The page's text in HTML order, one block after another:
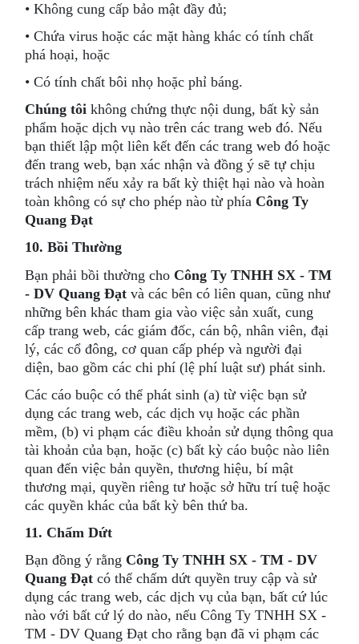
• Không cung cấp bảo mật đầy đủ;
• Chứa virus hoặc các mặt hàng khác có tính chất
phá hoại, hoặc
• Có tính chất bôi nhọ hoặc phỉ báng.
Chúng tôi không chứng thực nội dung, bất kỳ sản
phẩm hoặc dịch vụ nào trên các trang web đó. Nếu
bạn thiết lập một liên kết đến các trang web đó hoặc
đến trang web, bạn xác nhận và đồng ý sẽ tự chịu
trách nhiệm nếu xảy ra bất kỳ thiệt hại nào và hoàn
toàn không có sự cho phép nào từ phía Công Ty
Quang Đạt
10. Bồi Thường
Bạn phải bồi thường cho Công Ty TNHH SX - TM
- DV Quang Đạt và các bên có liên quan, cũng như
những bên khác tham gia vào việc sản xuất, cung
cấp trang web, các giám đốc, cán bộ, nhân viên, đại
lý, các cổ đông, cơ quan cấp phép và người đại
diện, bao gồm các chi phí (lệ phí luật sư) phát sinh.
Các cáo buộc có thể phát sinh (a) từ việc bạn sử
dụng các trang web, các dịch vụ hoặc các phần
mềm, (b) vi phạm các điều khoản sử dụng thông qua
tài khoản của bạn, hoặc (c) bất kỳ cáo buộc nào liên
quan đến việc bản quyền, thương hiệu, bí mật
thương mại, quyền riêng tư hoặc sở hữu trí tuệ hoặc
các quyền khác của bất kỳ bên thứ ba.
11. Chấm Dứt
Bạn đồng ý rằng Công Ty TNHH SX - TM - DV
Quang Đạt có thể chấm dứt quyền truy cập và sử
dụng các trang web, các dịch vụ của bạn, bất cứ lúc
nào với bất cứ lý do nào, nếu Công Ty TNHH SX -
TM - DV Quang Đạt cho rằng bạn đã vi phạm các